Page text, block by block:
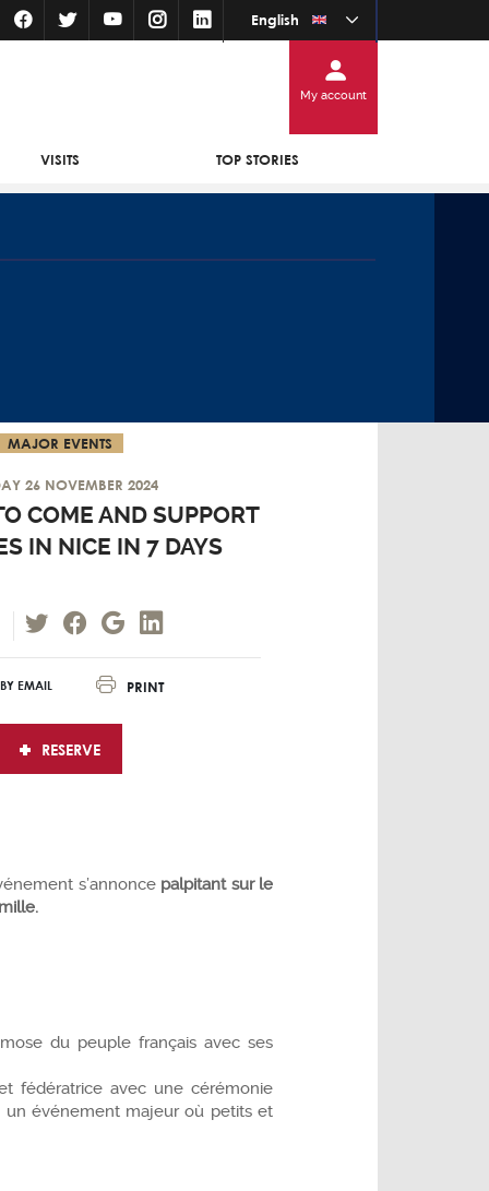
English
My account
VISITS TOP STORIES
MAJOR EVENTS
26 NOVEMBER 2024
COME AND SUPPORT
IN NICE IN 7 DAYS
EMAIL PRINT
RESERVE
s’annonce palpitant sur le
du peuple français avec ses
fédératrice avec une cérémonie
un événement majeur où petits et